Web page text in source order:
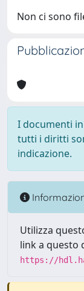
Non ci sono
I documenti
tutti i diritti
indicazione.
Utilizza
link a questo
https://